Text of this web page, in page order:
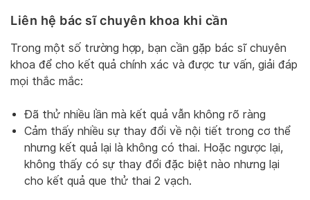
Liên hệ bác sĩ chuyên khoa khi cần
Trong một số trường hợp, bạn cần gặp bác sĩ chuyên
khoa để cho kết quả chính xác và được tư vấn, giải đáp
mọi thắc mắc:
Đã thử nhiều lần mà kết quả vẫn không rõ ràng
Cảm thấy nhiều sự thay đổi về nội tiết trong cơ thể
nhưng kết quả lại là không có thai. Hoặc ngược lại,
không thấy có sự thay đổi đặc biệt nào nhưng lại
cho kết quả que thử thai 2 vạch.